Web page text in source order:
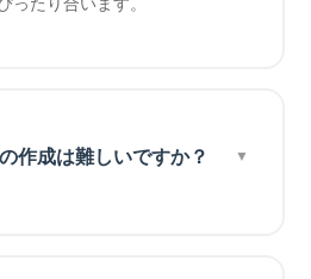
作成は難しいですか？